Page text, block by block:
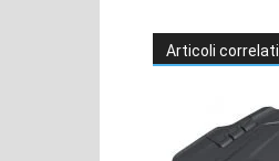
Articoli correlati